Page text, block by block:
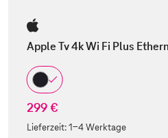
Apple Tv 4k Wi Fi Plus
299 €
Lieferzeit:1-4 Werktage